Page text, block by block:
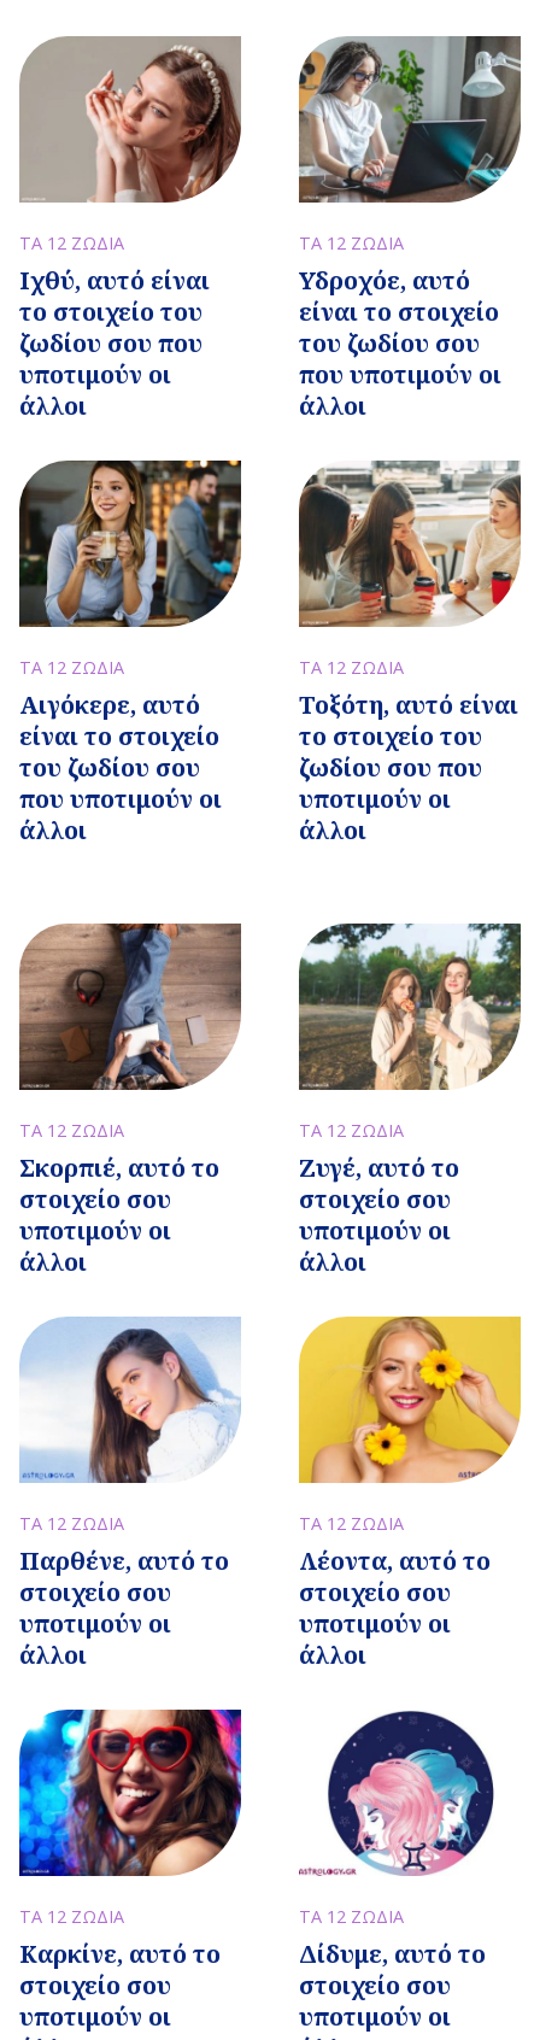
ΤΑ 12 ΖΩΔΙΑ
Ιχθύ, αυτό είναι
το στοιχείο του
ζωδίου σου που
υποτιμούν οι
άλλοι
ΤΑ 12 ΖΩΔΙΑ
Υδροχόε, αυτό
είναι το στοιχείο
του ζωδίου σου
που υποτιμούν οι
άλλοι
ΤΑ 12 ΖΩΔΙΑ
Αιγόκερε, αυτό
είναι το στοιχείο
του ζωδίου σου
που υποτιμούν οι
άλλοι
ΤΑ 12 ΖΩΔΙΑ
Τοξότη, αυτό είναι
το στοιχείο του
ζωδίου σου που
υποτιμούν οι
άλλοι
ΤΑ 12 ΖΩΔΙΑ
Σκορπιέ, αυτό το
στοιχείο σου
υποτιμούν οι
άλλοι
ΤΑ 12 ΖΩΔΙΑ
Ζυγέ, αυτό το
στοιχείο σου
υποτιμούν οι
άλλοι
ΤΑ 12 ΖΩΔΙΑ
Παρθένε, αυτό το
στοιχείο σου
υποτιμούν οι
άλλοι
ΤΑ 12 ΖΩΔΙΑ
Λέοντα, αυτό το
στοιχείο σου
υποτιμούν οι
άλλοι
ΤΑ 12 ΖΩΔΙΑ
Καρκίνε, αυτό το
στοιχείο σου
υποτιμούν οι
ΤΑ 12 ΖΩΔΙΑ
Δίδυμε, αυτό το
στοιχείο σου
υποτιμούν οι